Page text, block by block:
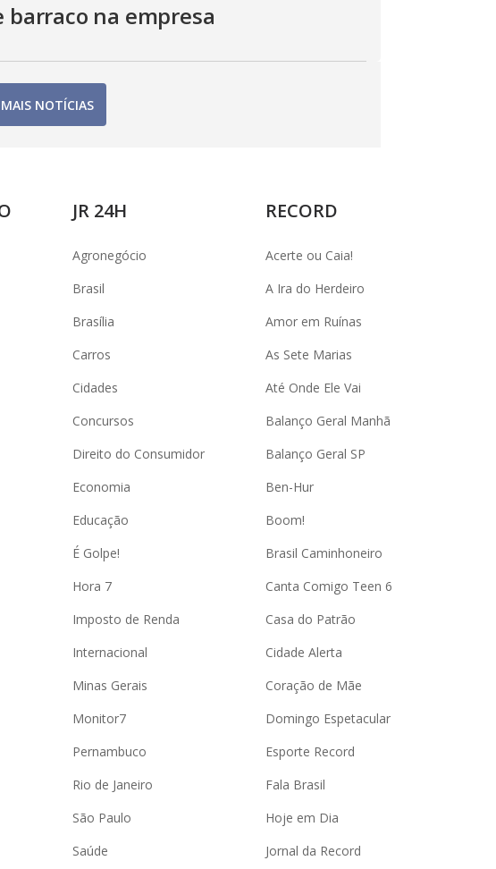
na empresa
MAIS NOTÍCIAS
JR 24H
Agronegócio
Brasil
Brasília
Carros
Cidades
Concursos
Direito do Consumidor
Economia
Educação
É Golpe!
Hora 7
Imposto de Renda
Internacional
Minas Gerais
Monitor7
Pernambuco
Rio de Janeiro
São Paulo
Saúde
RECORD
Acerte ou Caia!
A Ira do Herdeiro
Amor em Ruínas
As Sete Marias
Até Onde Ele Vai
Balanço Geral Manhã
Balanço Geral SP
Ben-Hur
Boom!
Brasil Caminhoneiro
Canta Comigo Teen 6
Casa do Patrão
Cidade Alerta
Coração de Mãe
Domingo Espetacular
Esporte Record
Fala Brasil
Hoje em Dia
Jornal da Record